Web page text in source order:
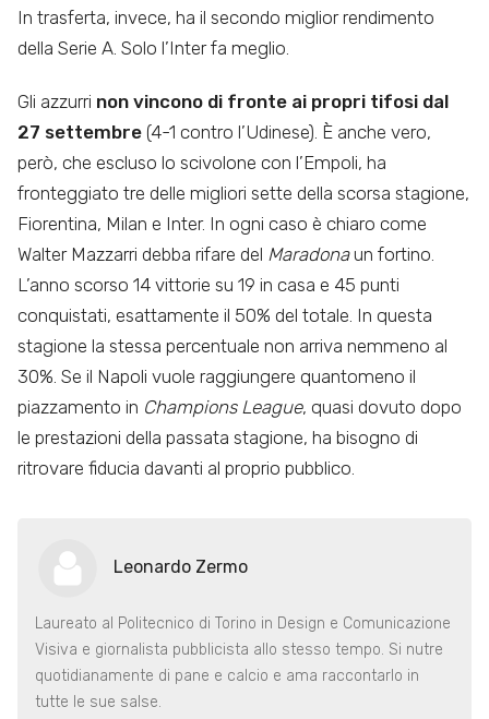
In trasferta, invece, ha il secondo miglior rendimento
della Serie A. Solo l’Inter fa meglio.
Gli azzurri non vincono di fronte ai propri tifosi dal
27 settembre (4-1 contro l’Udinese). È anche vero,
però, che escluso lo scivolone con l’Empoli, ha
fronteggiato tre delle migliori sette della scorsa stagione,
Fiorentina, Milan e Inter. In ogni caso è chiaro come
Walter Mazzarri debba rifare del Maradonaun fortino.
L’anno scorso 14 vittorie su 19 in casa e 45 punti
conquistati, esattamente il 50% del totale. In questa
stagione la stessa percentuale non arriva nemmeno al
30%. Se il Napoli vuole raggiungere quantomeno il
piazzamento in Champions League, quasi dovuto dopo
le prestazioni della passata stagione, ha bisogno di
ritrovare fiducia davanti al proprio pubblico.
Leonardo Zermo
Laureato al Politecnico di Torino in Design e Comunicazione
Visiva e giornalista pubblicista allo stesso tempo. Si nutre
quotidianamente di pane e calcio e ama raccontarlo in
tutte le sue salse.